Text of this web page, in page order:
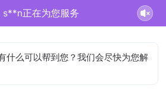
s**n正在为您服务
什么可以帮到您？我们会尽快为您解